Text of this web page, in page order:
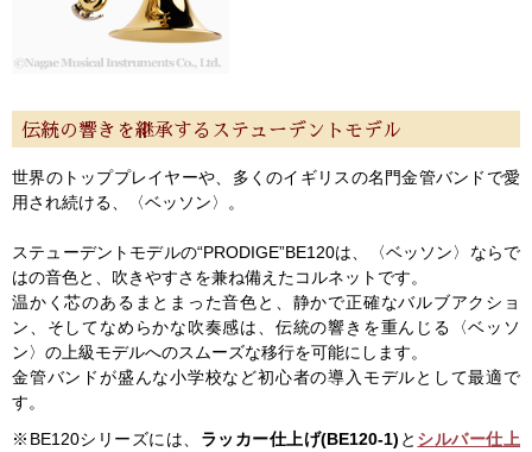
伝統の響きを継承するステューデントモデル
世界のトッププレイヤーや、多くのイギリスの名門金管バンドで愛
用され続ける、〈ベッソン〉。
ステューデントモデルの“PRODIGE”BE120は、〈ベッソン〉ならで
はの音色と、吹きやすさを兼ね備えたコルネットです。
温かく芯のあるまとまった音色と、静かで正確なバルブアクショ
ン、そしてなめらかな吹奏感は、伝統の響きを重んじる〈ベッソ
ン〉の上級モデルへのスムーズな移行を可能にします。
金管バンドが盛んな小学校など初心者の導入モデルとして最適で
す。
※BE120シリーズには、 ラッカー仕上げ(BE120-1) と シルバー仕上